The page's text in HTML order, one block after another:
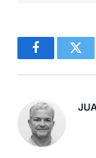
Facebook